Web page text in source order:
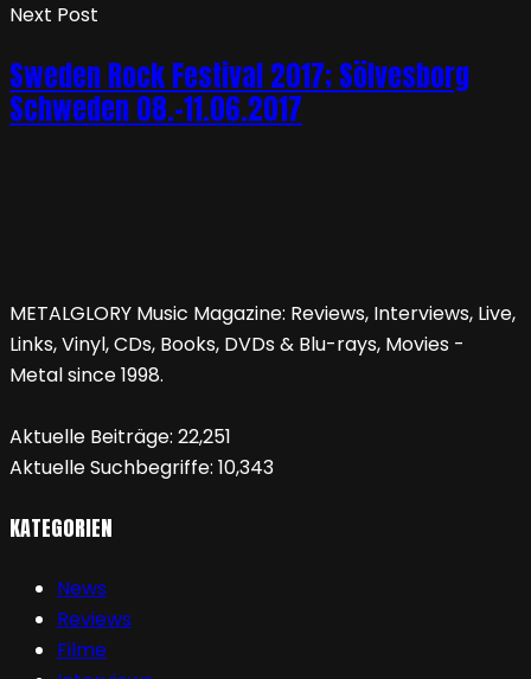
Next Post
Sweden Rock Festival 2017; Sölvesborg
Schweden 08.-11.06.2017
METALGLORY Music Magazine: Reviews, Interviews, Live,
Links, Vinyl, CDs, Books, DVDs & Blu-rays, Movies -
Metal since 1998.
Aktuelle Beiträge: 22,251
Aktuelle Suchbegriffe: 10,343
KATEGORIEN
News
Reviews
Filme